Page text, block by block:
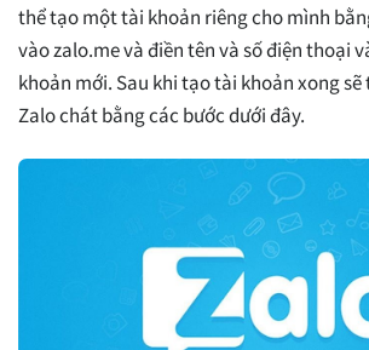
thể tạo một tài khoản riêng cho mình
vào zalo.me và điền tên và số điện thoại
khoản mới. Sau khi tạo tài khoản xong
Zalo chát bằng các bước dưới đây.